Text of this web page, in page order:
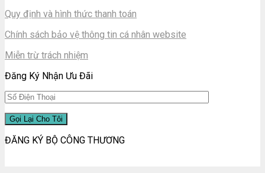
Quy định và hình thức thanh toán
Chính sách bảo vệ thông tin cá nhân website
Miễn trừ trách nhiệm
Đăng Ký Nhận Ưu Đãi
ĐĂNG KÝ BỘ CÔNG THƯƠNG